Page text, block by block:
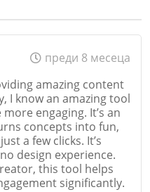
преди 8 месеца
amazing content
I know an amazing tool
engaging. It’s an
concepts into fun,
a few clicks. It’s
design experience.
this tool helps
significantly.